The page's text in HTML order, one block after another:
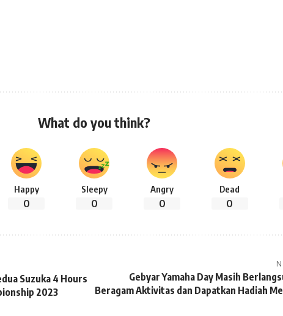
What do you think?
Happy
0
Sleepy
0
Angry
0
Dead
0
Suzuka 4 Hours
2023
Gebyar Yamaha Day Masih
Beragam Aktivitas dan Dapatkan Hadiah